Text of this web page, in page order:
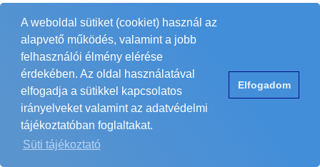
6.9 Az Ügyfél tudomásul veszi és elismeri, hogy az
általa vásárolt termékek a vételár teljes kifizetéséig
a Disztribútor tulajdonát képezik és azokért az
ellenérték megfizetéséig a felelős őrzés szabályai
szerint felel. Ha az Ügyfélnek a Disztribútor felé lejárt
fizetési határidejű számlája van, a Disztribútor
megtagadhatja a megrendelés kiadását,
teljesítését.
A weboldal sütiket (cookiet) használ az
alapvető működés, valamint a jobb
felhasználói élmény elérése
érdekében. Az oldal használatával
elfogadja a sütikkel kapcsolatos
irányelveket valamint az adatvédelmi
tájékoztatóban foglaltakat.
Süti tájékoztató
Elfogadom